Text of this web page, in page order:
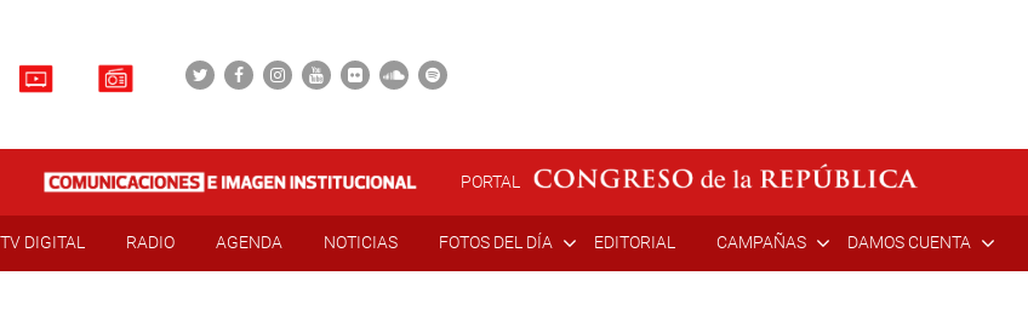
PORTAL
TV DIGITAL RADIO AGENDA NOTICIAS FOTOS DEL DÍA EDITORIAL CAMPAÑAS DAMOS CUENTA